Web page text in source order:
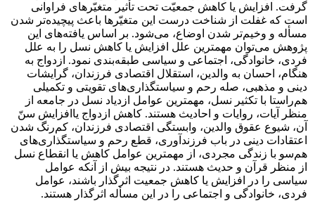
گرفت. افزایش یا کاهش جمعیّت تحت تأثیر متغیّرهای فراوانی
است که غفلت از شناخت درست این متغیّرها باعث پیچیده‌تر شدن
مسأله و وخیم‌تر شدن اوضاع، می‌شود. بر اساس یافته‌های این
پژوهش می‌توان مهمترین علل افزایش یا کاهش نسل را به علل
فردی، خانوادگی، اجتماعی و سیاسی طبقه‌بندی نمود. ازدواج به
هنگام، احسان به والدین، استقلال اقتصادی فرزندان، گرایشات
دینی و مذهبی، صله رحم و سیاستگذاری‌های تقویتی و تکمیلی
هم‌راستا با تکثیر نسل، مهمترین عوامل ازدیاد نسل در جامعه از
منظر آیات، روایات و احادیث هستند. کاهش ازدواج یاافزایش سنّ
آن، شیوع عقوق والدین، وابستگی اقتصادی فرزندان، کم‌رنگ شدن
اعتقادات دینی در باب فرزندآوری، قطع رحم و سیاستگذاری‌های
هم‌سو با زندگی مجردی، از مهمترین عوامل کاهش یا انقطاع نسل
از منظر قرآن و حدیث هستند. در نتیجه بیش از آنکه عوامل
سیاسی را در افزایش یا کاهش جمعیت اثرگذار باشند، عوامل
فردی، خانوادگی و اجتماعی را در این مسأله اثرگذار هستند.